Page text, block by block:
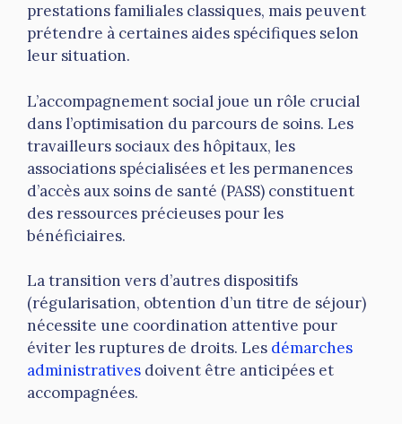
prestations familiales classiques, mais peuvent
prétendre à certaines aides spécifiques selon
leur situation.
L’accompagnement social joue un rôle crucial
dans l’optimisation du parcours de soins. Les
travailleurs sociaux des hôpitaux, les
associations spécialisées et les permanences
d’accès aux soins de santé (PASS) constituent
des ressources précieuses pour les
bénéficiaires.
La transition vers d’autres dispositifs
(régularisation, obtention d’un titre de séjour)
nécessite une coordination attentive pour
éviter les ruptures de droits. Les démarches
administratives doivent être anticipées et
accompagnées.